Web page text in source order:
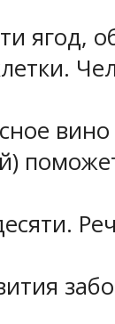
ягод,